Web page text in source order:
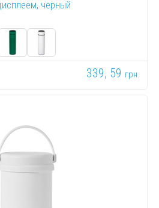
черный
339, 59 грн.